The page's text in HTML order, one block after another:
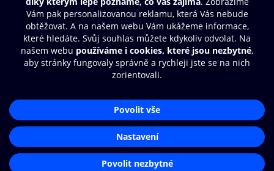
Další zábava
© O2 Czech Republic a.s.
Přístupnost
Zásady zpracování osobních údajů
Nastavení cookies
Aplikace O2 Knihovna
Čti a poslouchej své e-knihy a
audioknihy rychleji a pohodlněji.